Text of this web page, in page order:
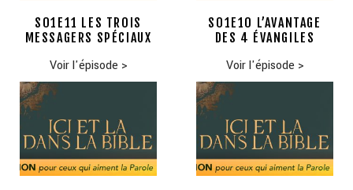
S01E11 LES TROIS
MESSAGERS SPÉCIAUX
Voir l'épisode >
S01E10 L’AVANTAGE
DES 4 ÉVANGILES
Voir l'épisode >